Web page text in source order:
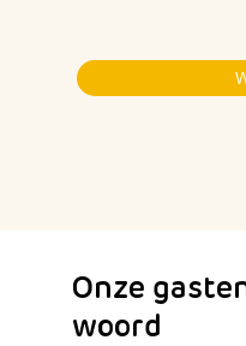
Onze
woord